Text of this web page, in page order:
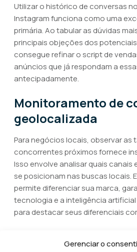
Gerenciar o
Utilizar o histórico de conversas
Instagram funciona como uma
primária. Ao tabular as dúvidas
principais objeções dos
consegue refinar o script de
anúncios que já respondam a
antecipadamente.
Monitoramento de
geolocalizada
Para negócios locais, observar as
concorrentes próximos fornece
Isso envolve analisar quais canais
se posicionam nas buscas locais.
permite diferenciar sua marca,
tecnologia e a inteligência
para destacar seus diferenciais
o negócio construa uma trajetória